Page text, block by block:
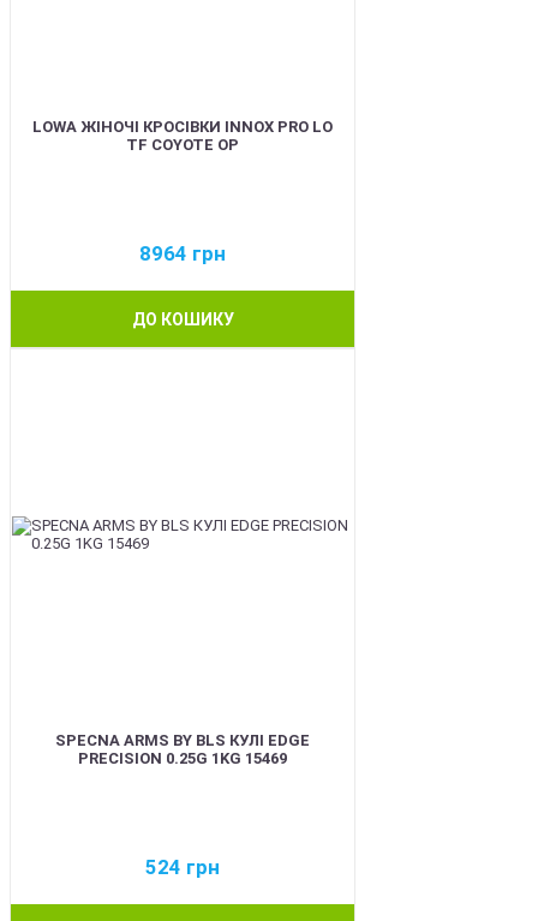
LOWA ЖІНОЧІ КРОСІВКИ INNOX PRO LO
TF COYOTE OP
8964 грн
ДО КОШИКУ
SPECNA ARMS BY BLS КУЛІ EDGE
PRECISION 0.25G 1KG 15469
524 грн